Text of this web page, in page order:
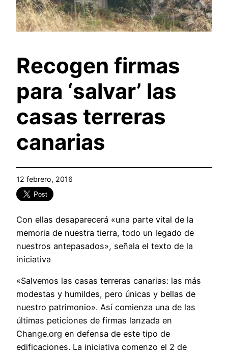
Recogen firmas
para ‘salvar’ las
casas terreras
canarias
12 febrero, 2016
Con ellas desaparecerá «una parte vital de la
memoria de nuestra tierra, todo un legado de
nuestros antepasados», señala el texto de la
iniciativa
«Salvemos las casas terreras canarias: las más
modestas y humildes, pero únicas y bellas de
nuestro patrimonio». Así comienza una de las
últimas peticiones de firmas lanzada en
Change.org en defensa de este tipo de
edificaciones. La iniciativa comenzo el 2 de